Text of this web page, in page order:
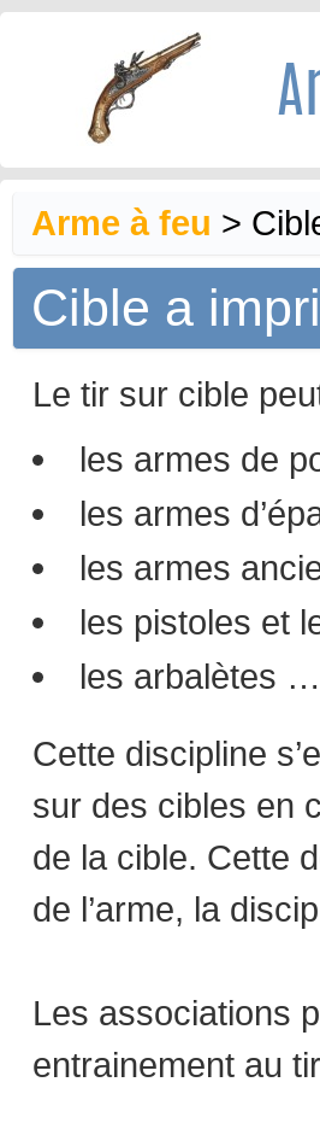
Arme à feu >
Cible a
Le tir sur cible
les armes de
les armes
les armes
les pistoles et
les arbalètes …
Cette discipline
sur des cibles en
de la cible. Cette
de l’arme, la
Les associations
entrainement au